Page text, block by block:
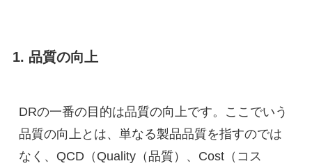
1. 品質の向上
DRの一番の目的は品質の向上です。ここでいう
品質の向上とは、単なる製品品質を指すのでは
なく、QCD（Quality（品質）、Cost（コス